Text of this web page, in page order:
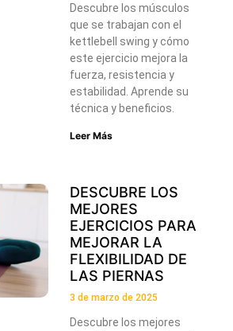
Descubre los músculos
que se trabajan con el
kettlebell swing y cómo
este ejercicio mejora la
fuerza, resistencia y
estabilidad. Aprende su
técnica y beneficios.
Leer Más
DESCUBRE LOS
MEJORES
EJERCICIOS PARA
MEJORAR LA
FLEXIBILIDAD DE
LAS PIERNAS
3 de marzo de 2025
Descubre los mejores